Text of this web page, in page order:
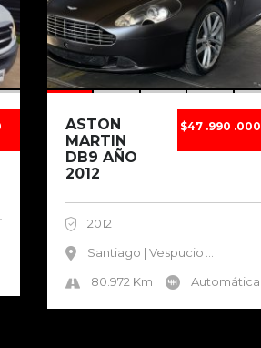
$47 .990 .000
ASTON
MARTIN
DB9 AÑO
2012
2012
Santiago | Vespucio
80.972 Km
Automática